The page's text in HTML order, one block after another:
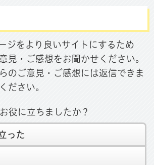
ジをより良いサイトにするため
見・ご感想をお聞かせください。
のご意見・ご感想には返信できま
ださい。
役に立ちましたか？
った